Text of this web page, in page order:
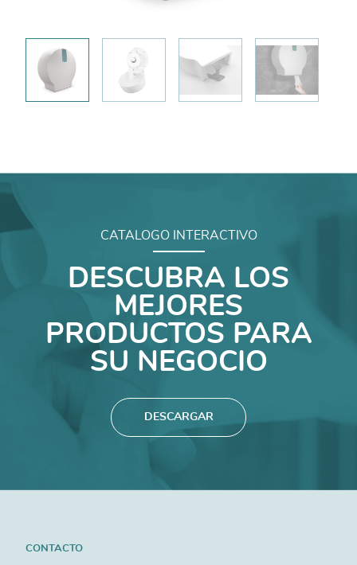
CATALOGO INTERACTIVO
DESCUBRA LOS
MEJORES
PRODUCTOS PARA
SU NEGOCIO
DESCARGAR
CONTACTO